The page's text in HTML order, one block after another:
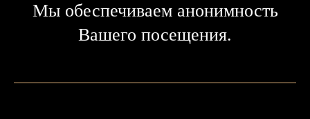
Мы обеспечиваем анонимность
Вашего посещения.